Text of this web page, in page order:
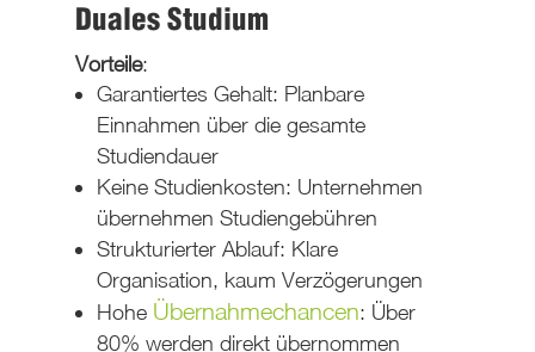
Duales Studium
Vorteile:
Garantiertes Gehalt: Planbare
Einnahmen über die gesamte
Studiendauer
Keine Studienkosten: Unternehmen
übernehmen Studiengebühren
Strukturierter Ablauf: Klare
Organisation, kaum Verzögerungen
Hohe Übernahmechancen: Über
80% werden direkt übernommen